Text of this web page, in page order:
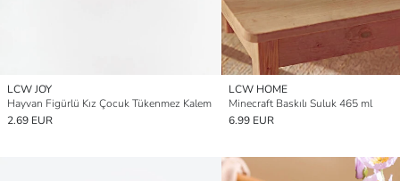
LCW JOY
Hayvan Figürlü Kız Çocuk Tükenmez Kalem
2.69 EUR
LCW HOME
Minecraft Baskılı Suluk 465 ml
6.99 EUR